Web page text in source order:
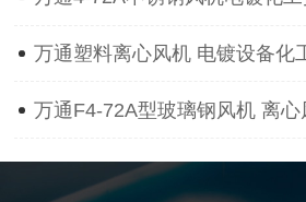
万通塑料离心风机 电镀设备化工实验室耐
万通F4-72A型玻璃钢风机 离心风机